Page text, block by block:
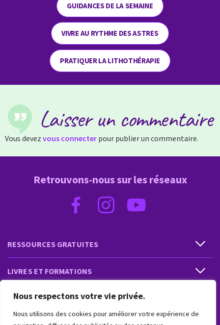
Nous respectons votre vie privée.
Nous utilisons des cookies pour améliorer votre expérience de
GUIDANCES DE LA SEMAINE
VIVRE AU RYTHME DES ASTRES
PRATIQUER LA LITHOTHÉRAPIE
Laisser un commentaire
Vous devez vous connecter pour publier un commentaire.
RESSOURCES GRATUITES
LIVRES ET FORMATIONS
PRESTATIONS ET PRODUITS
Retrouvons-nous sur les réseaux